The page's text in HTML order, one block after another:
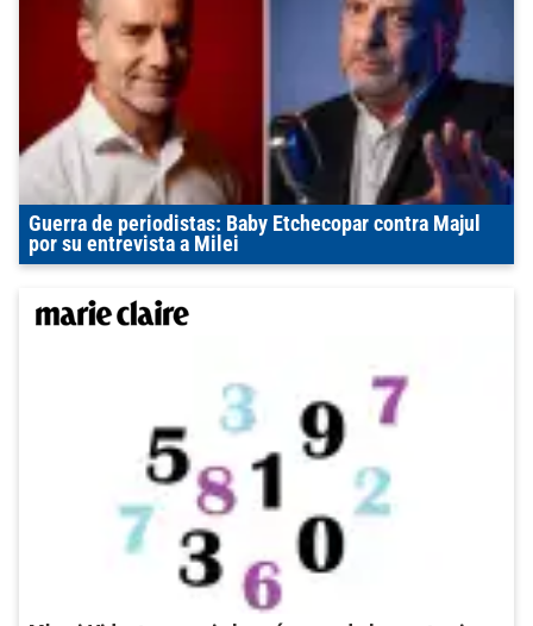
Guerra de periodistas: Baby Etchecopar contra Majul
por su entrevista a Milei